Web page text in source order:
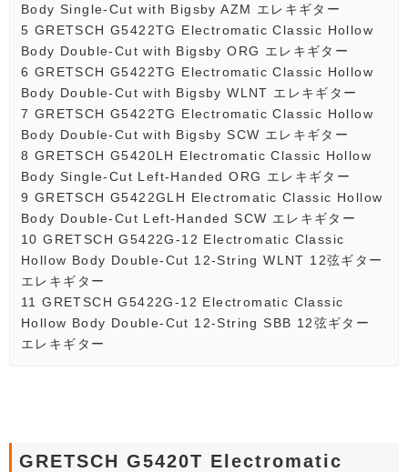
Body Single-Cut with Bigsby AZM エレキギター
5 GRETSCH G5422TG Electromatic Classic Hollow
Body Double-Cut with Bigsby ORG エレキギター
6 GRETSCH G5422TG Electromatic Classic Hollow
Body Double-Cut with Bigsby WLNT エレキギター
7 GRETSCH G5422TG Electromatic Classic Hollow
Body Double-Cut with Bigsby SCW エレキギター
8 GRETSCH G5420LH Electromatic Classic Hollow
Body Single-Cut Left-Handed ORG エレキギター
9 GRETSCH G5422GLH Electromatic Classic Hollow
Body Double-Cut Left-Handed SCW エレキギター
10GRETSCH G5422G-12 Electromatic Classic
Hollow Body Double-Cut 12-String WLNT 12弦ギター
エレキギター
11GRETSCH G5422G-12 Electromatic Classic
Hollow Body Double-Cut 12-String SBB 12弦ギター
エレキギター
GRETSCH G5420T Electromatic